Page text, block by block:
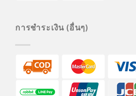
การชำระเงิน (อื่นๆ)